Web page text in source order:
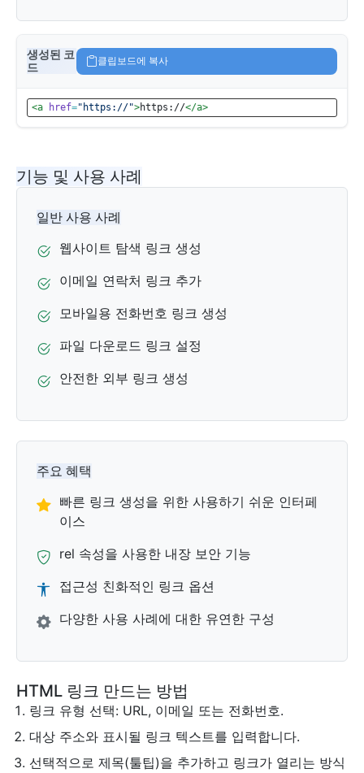
생성된 코
드
클립보드에 복사
<a href="https://">https://</a>
기능 및 사용 사례
일반 사용 사례
웹사이트 탐색 링크 생성
이메일 연락처 링크 추가
모바일용 전화번호 링크 생성
파일 다운로드 링크 설정
안전한 외부 링크 생성
주요 혜택
빠른 링크 생성을 위한 사용하기 쉬운 인터페
이스
rel 속성을 사용한 내장 보안 기능
접근성 친화적인 링크 옵션
다양한 사용 사례에 대한 유연한 구성
HTML 링크 만드는 방법
링크 유형 선택: URL, 이메일 또는 전화번호.
대상 주소와 표시될 링크 텍스트를 입력합니다.
선택적으로 제목(툴팁)을 추가하고 링크가 열리는 방식